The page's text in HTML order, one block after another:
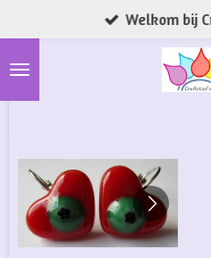
direct
naar
Welkom bij